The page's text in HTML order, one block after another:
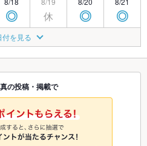
◎ 休 ◎ ◎
8/25
□
8/26
休 ◎ ◎
9/1
◎
9/2
休
9/3 9/4
◎ 休 ◎
付を見る
の投稿・掲載で